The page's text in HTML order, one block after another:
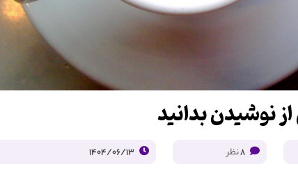
نوشیدن بدانید
8نظر 1404/06/13